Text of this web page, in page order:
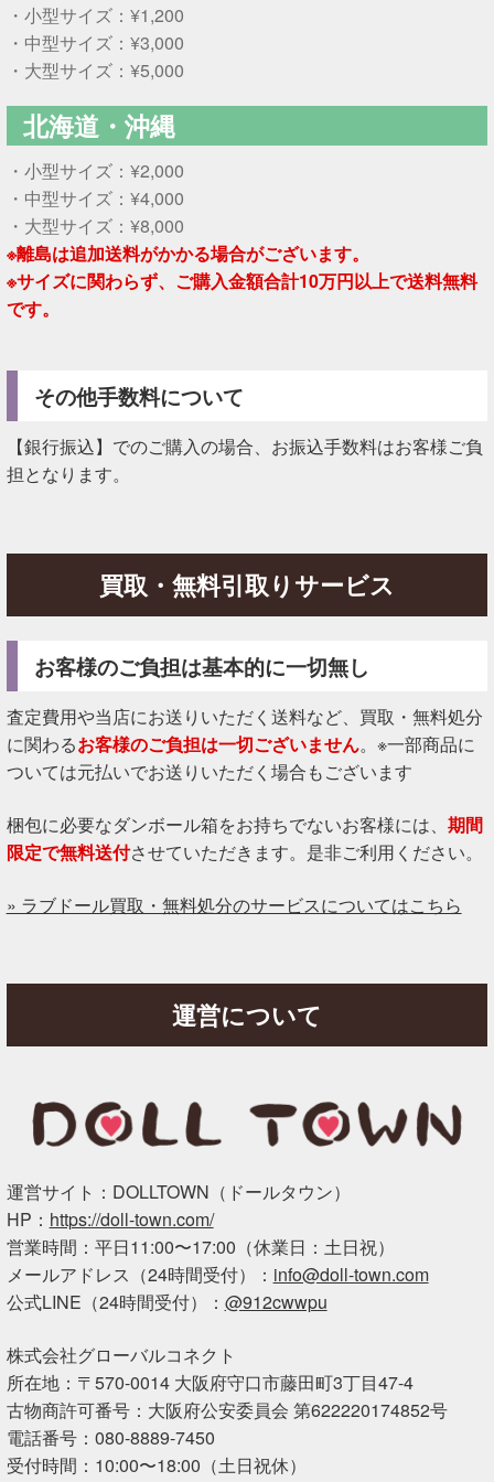
・小型サイズ：¥1,200
・中型サイズ：¥3,000
・大型サイズ：¥5,000
北海道・沖縄
・小型サイズ：¥2,000
・中型サイズ：¥4,000
・大型サイズ：¥8,000
※離島は追加送料がかかる場合がございます。
※サイズに関わらず、ご購入金額合計10万円以上で送料無料
です。
その他手数料について
【銀行振込】でのご購入の場合、お振込手数料はお客様ご負
担となります。
買取・無料引取りサービス
お客様のご負担は基本的に一切無し
査定費用や当店にお送りいただく送料など、買取・無料処分
に関わるお客様のご負担は一切ございません。※一部商品に
ついては元払いでお送りいただく場合もございます
梱包に必要なダンボール箱をお持ちでないお客様には、 期間
限定で無料送付させていただきます。是非ご利用ください。
» ラブドール買取・無料処分のサービスについてはこちら
運営について
運営サイト：DOLLTOWN（ドールタウン）
HP： https://doll-town.com/
営業時間：平日11:00〜17:00（休業日：土日祝）
メールアドレス（24時間受付）： info@doll-town.com
公式LINE（24時間受付）： @912cwwpu
株式会社グローバルコネクト
所在地：〒570-0014 大阪府守口市藤田町3丁目47-4
古物商許可番号：大阪府公安委員会 第622220174852号
電話番号：080-8889-7450
受付時間：10:00〜18:00（土日祝休）